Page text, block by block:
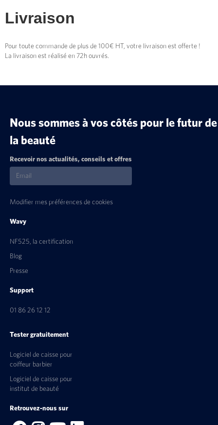
Livraison
Pour toute commande de plus de 100€ HT, votre livraison est offerte !
La livraison est réalisé en 72h ouvrés.
Nous sommes à vos côtés pour le futur de
la beauté
Recevoir nos actualités, conseils et offres
Modifier mes préférences de cookies
Wavy
NF525, la certification
Blog
Presse
Support
01 86 26 12 12
Tester gratuitement
Logiciel de caisse pour
coiffeur barbier
Logiciel de caisse pour
institut de beauté
Retrouvez-nous sur